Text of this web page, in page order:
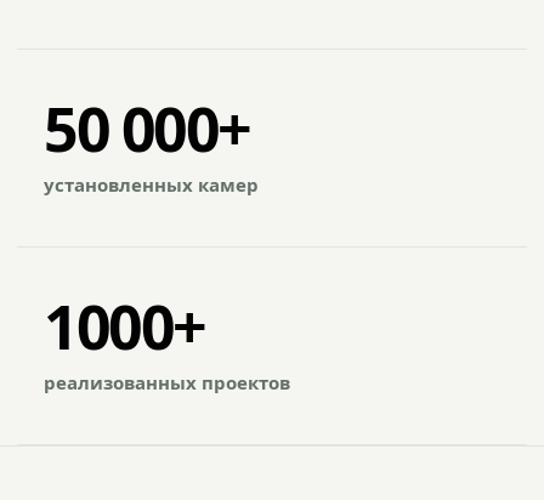
50 000+
установленных камер
1000+
реализованных проектов